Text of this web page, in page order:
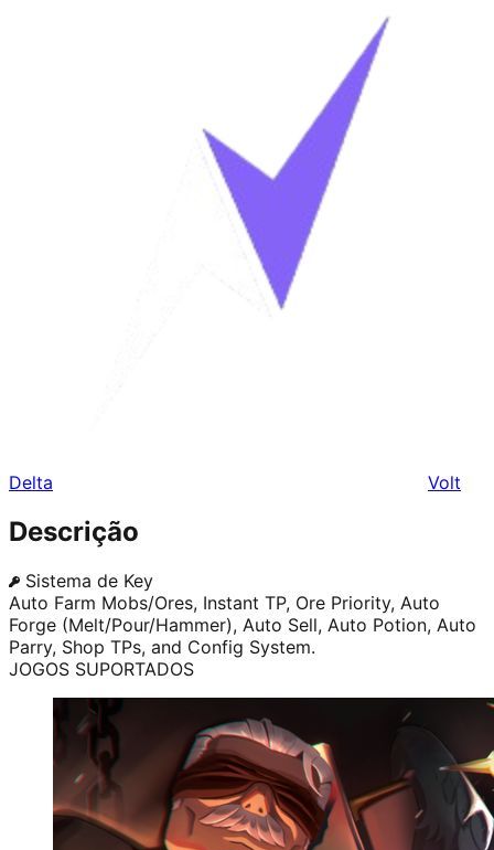
Delta Volt
Descrição
Sistema de Key
Auto Farm Mobs/Ores, Instant TP, Ore Priority, Auto
Forge (Melt/Pour/Hammer), Auto Sell, Auto Potion, Auto
Parry, Shop TPs, and Config System.
JOGOS SUPORTADOS